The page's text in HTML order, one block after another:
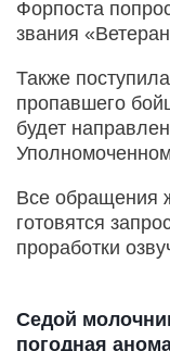
Форпоста
звания
Также
пропавшего
будет
Все обращения
готовятся
проработки
Седой
погодная